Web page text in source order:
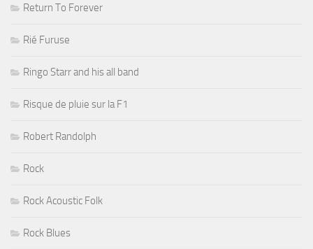
Return To Forever
Rié Furuse
Ringo Starr and his all band
Risque de pluie sur la F1
Robert Randolph
Rock
Rock Acoustic Folk
Rock Blues